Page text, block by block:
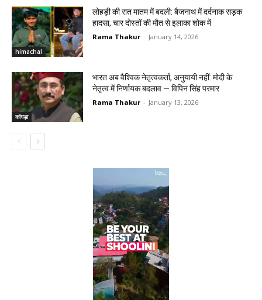
himachal
लोहड़ी की रात मातम में बदली: बैजनाथ में दर्दनाक सड़क
हादसा, चार दोस्तों की मौत से इलाका शोक में
Rama Thakur - January 14, 2026
कांगड़ा
भारत अब वैश्विक नेतृत्वकर्ता, अनुयायी नहीं: मोदी के
नेतृत्व में निर्णायक बदलाव — विपिन सिंह परमार
Rama Thakur - January 13, 2026